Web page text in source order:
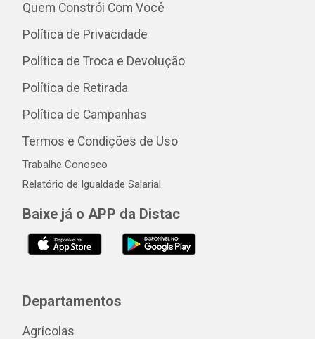
Quem Constrói Com Você
Política de Privacidade
Política de Troca e Devolução
Política de Retirada
Política de Campanhas
Termos e Condições de Uso
Trabalhe Conosco
Relatório de Igualdade Salarial
Baixe já o APP da Distac
Departamentos
Agrícolas